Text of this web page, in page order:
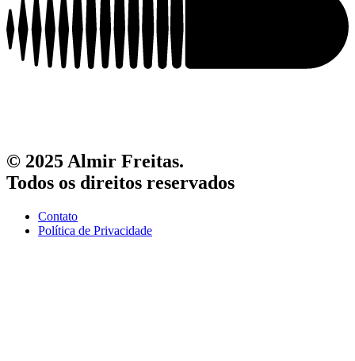
© 2025 Almir Freitas.
Todos os direitos reservados
Contato
Política de Privacidade